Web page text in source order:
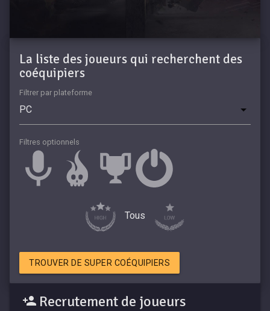
La liste des joueurs qui recherchent des
coéquipiers
Filtrer par plateforme
Filtres optionnels
Tous
TROUVER DE SUPER COÉQUIPIERS
Recrutement de joueurs